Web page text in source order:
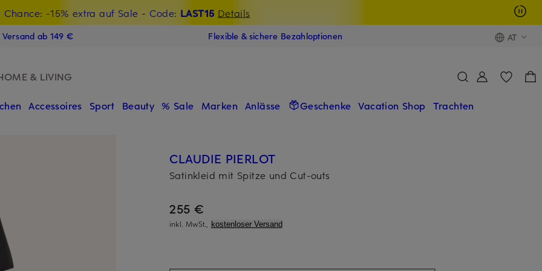
Chance: -15% extra auf Sale - Code: LAST15 Details
Willkommensgutschein mit Beyond sichern
ab 149 € Flexible & sichere Bezahloptionen AT
& LIVING
Accessoires Sport Beauty % Sale Marken Anlässe Geschenke Vacation Shop Trachten
CLAUDIE PIERLOT
Satinkleid mit Spitze und Cut-outs
255 €
inkl. MwSt., kostenloser Versand